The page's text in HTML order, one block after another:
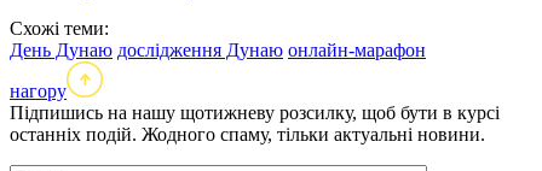
Схожі теми:
День Дунаю дослідження Дунаю онлайн-марафон
нагору
Підпишись на нашу щотижневу розсилку, щоб бути в курсі
останніх подій. Жодного спаму, тільки актуальні новини.